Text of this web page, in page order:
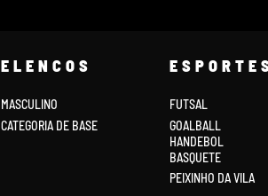
ELENCOS
MASCULINO
CATEGORIA DE BASE
FUTSAL
GOALBALL
HANDEBOL
BASQUETE
PEIXINHO DA VILA